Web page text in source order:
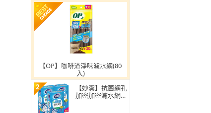
【OP】咖啡渣淨味濾水網(80
入)
2
【妙潔】抗菌網孔
加密加密濾水網-